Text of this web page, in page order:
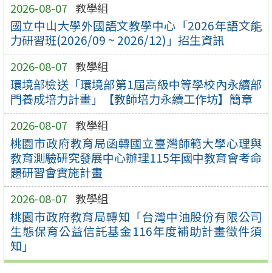
2026-08-07 教學組
國立中山大學外國語文教學中心「2026年語文能
力研習班(2026/09 ~ 2026/12)」招生資訊
2026-08-07 教學組
環境部檢送「環境部第1屆高級中等學校內永續部
門養成培力計畫」【教師培力永續工作坊】簡章
2026-08-07 教學組
桃園市政府教育局函轉國立臺灣師範大學心理與
教育測驗研究發展中心辦理115年國中教育會考命
題研習會實施計畫
2026-08-07 教學組
桃園市政府教育局轉知「台灣中油股份有限公司
生態保育公益信託基金116年度補助計畫徵件須
知」